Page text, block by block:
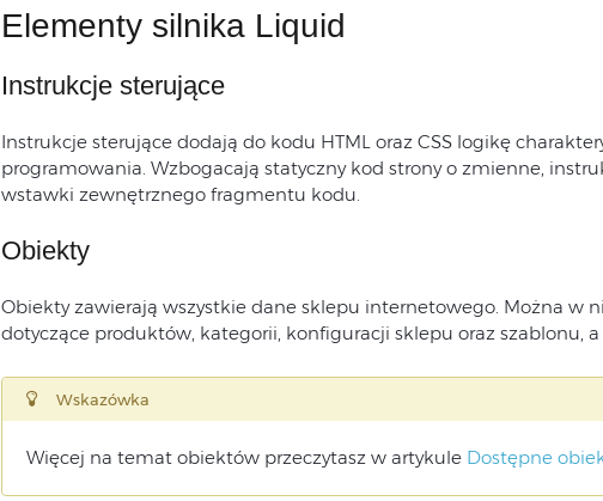
Elementy silnika Liquid
Instrukcje sterujące
Instrukcje sterujące dodają do kodu HTML oraz CSS logikę
programowania. Wzbogacają statyczny kod strony o zmienne,
wstawki zewnętrznego fragmentu kodu.
Obiekty
Obiekty zawierają wszystkie dane sklepu internetowego. Można w
dotyczące produktów, kategorii, konfiguracji sklepu oraz szablonu,
Wskazówka
Więcej na temat obiektów przeczytasz w artykule Dostępne